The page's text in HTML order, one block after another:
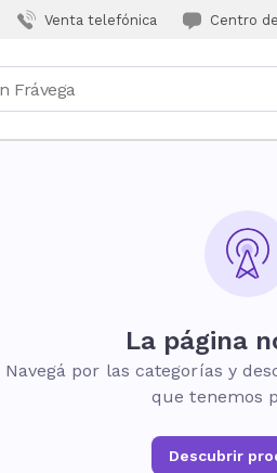
Venta telefónica Centro
La página
Navegá por las categorías y
que tenemos
Descubrir